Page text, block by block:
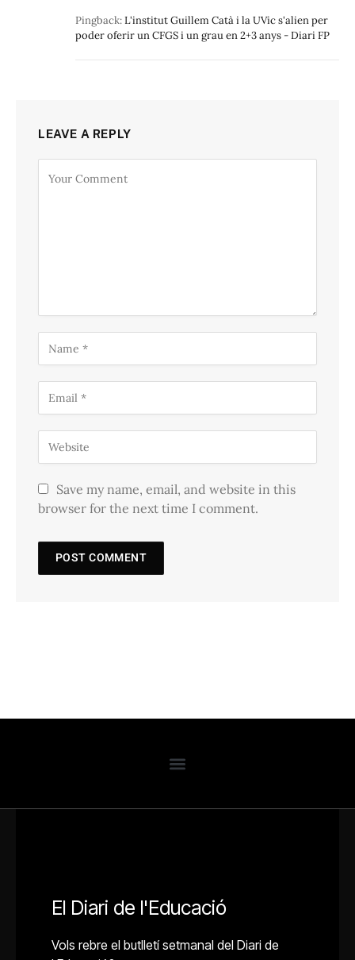
Pingback:L'institut Guillem Catà i la UVic s'alien per
poder oferir un CFGS i un grau en 2+3 anys - Diari FP
LEAVE A REPLY
Save my name, email, and website in this
browser for the next time I comment.